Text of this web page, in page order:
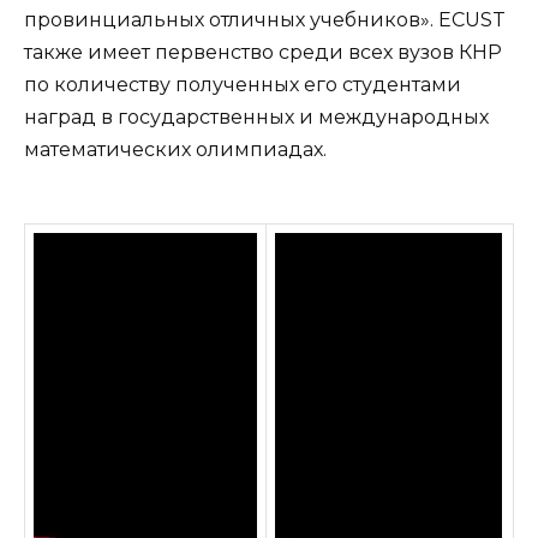
провинциальных отличных учебников». ECUST
также имеет первенство среди всех вузов КНР
по количеству полученных его студентами
наград в государственных и международных
математических олимпиадах.